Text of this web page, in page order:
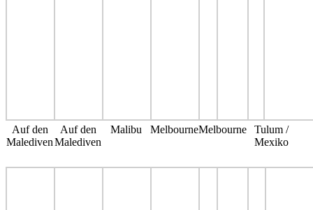
Auf den
Malediven
Auf den
Malediven
Malibu MelbourneMelbourne
Tulum /
Mexiko